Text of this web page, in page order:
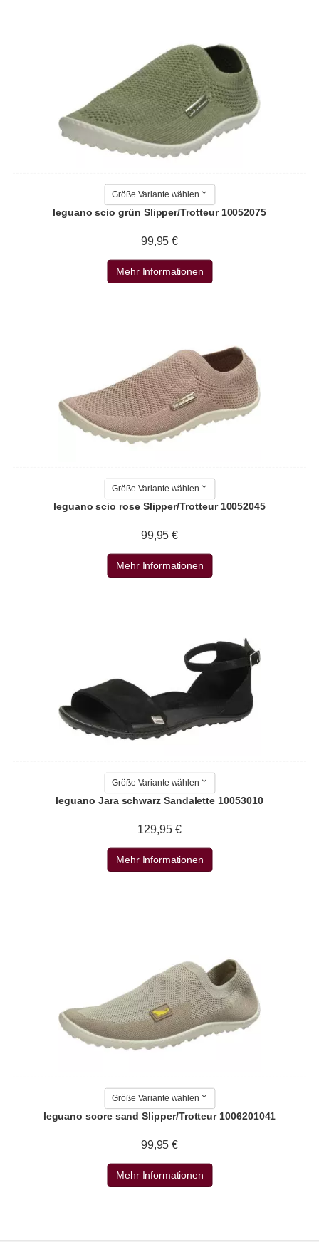
Größe Variante wählen
leguano scio grün Slipper/Trotteur 10052075
99,95 €
Mehr Informationen
Größe Variante wählen
leguano scio rose Slipper/Trotteur 10052045
99,95 €
Mehr Informationen
Größe Variante wählen
leguano Jara schwarz Sandalette 10053010
129,95 €
Mehr Informationen
Größe Variante wählen
leguano score sand Slipper/Trotteur 1006201041
99,95 €
Mehr Informationen